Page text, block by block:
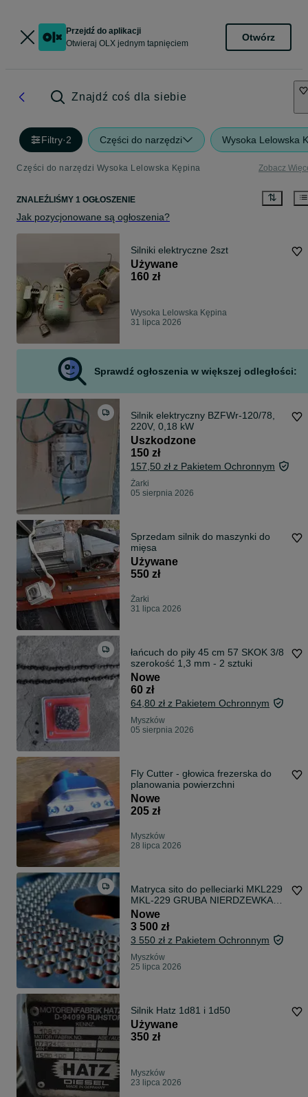
Przejdź do aplikacji
Otwieraj OLX jednym tapnięciem
Otwórz
Znajdź coś dla siebie
Filtry·2 Części do narzędzi Wysoka Lelowska
Części do narzędzi Wysoka Lelowska Kępina Zobacz
ZNALEŹLIŚMY 1 OGŁOSZENIE
Jak pozycjonowane są ogłoszenia?
Silniki elektryczne 2szt
Używane
160 zł
Wysoka Lelowska Kępina
31 lipca 2026
Sprawdź ogłoszenia w większej odległości:
Silnik elektryczny BZFWr-120/78,
220V, 0,18 kW
Uszkodzone
150 zł
157,50 zł z Pakietem Ochronnym
Żarki
05 sierpnia 2026
Sprzedam silnik do maszynki do
mięsa
Używane
550 zł
Żarki
31 lipca 2026
łańcuch do piły 45 cm 57 SKOK 3/8
szerokość 1,3 mm - 2 sztuki
Nowe
60 zł
64,80 zł z Pakietem Ochronnym
Myszków
05 sierpnia 2026
Fly Cutter - głowica frezerska do
planowania powierzchni
Nowe
205 zł
Myszków
28 lipca 2026
Matryca sito do pelleciarki MKL229
MKL-229 GRUBA NIERDZEWKA
Pelleciark
Nowe
3 500 zł
3 550 zł z Pakietem Ochronnym
Myszków
25 lipca 2026
Silnik Hatz 1d81 i 1d50
Używane
350 zł
Myszków
23 lipca 2026